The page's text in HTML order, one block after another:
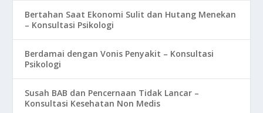
Bertahan Saat Ekonomi Sulit dan Hutang Menekan
– Konsultasi Psikologi
Berdamai dengan Vonis Penyakit – Konsultasi
Psikologi
Susah BAB dan Pencernaan Tidak Lancar –
Konsultasi Kesehatan Non Medis